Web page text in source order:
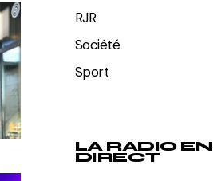
RJR
Société
Sport
LA RADIO EN
DIRECT